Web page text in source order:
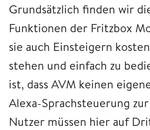
Grundsätzlich finden wir
Funktionen der Fritzbox
sie auch Einsteigern
stehen und einfach zu
ist, dass AVM keinen
Alexa-Sprachsteuerung
Nutzer müssen hier auf